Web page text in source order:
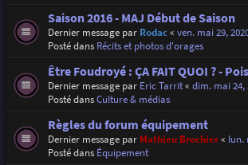
Saison 2016 - MAJ Début de Saison
Dernier message par Rodac« ven. mai 29,
Posté dans Récits et photos d'orages
Être Foudroyé : ÇA FAIT QUOI ? -
Dernier message par Eric Tarrit« dim. mai 24,
Posté dansCulture & médias
Règles du forum équipement
Dernier message par Mathieu Brochier« lun.
Posté dans Équipement